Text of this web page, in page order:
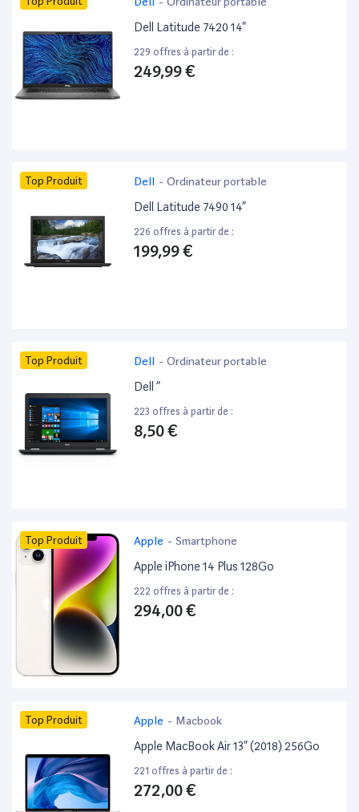
Dell Latitude 7420 14”
229 offres à partir de :
249,99 €
Top Produit Dell - Ordinateur portable
Dell Latitude 7490 14”
226 offres à partir de :
199,99 €
Top Produit Dell - Ordinateur portable
Dell ”
223 offres à partir de :
8,50 €
Top Produit Apple - Smartphone
Apple iPhone 14 Plus 128Go
222 offres à partir de :
294,00 €
Top Produit Apple - Macbook
Apple MacBook Air 13” (2018) 256Go
221 offres à partir de :
272,00 €